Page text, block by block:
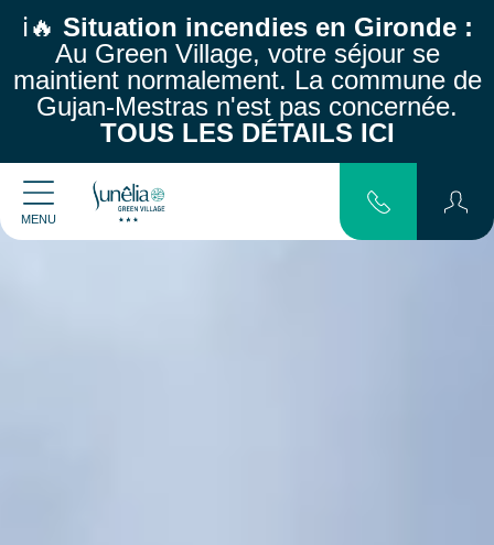
ℹ️🔥 Situation incendies en Gironde :
Au Green Village, votre séjour se
maintient normalement. La commune de
Gujan-Mestras n'est pas concernée.
TOUS LES DÉTAILS ICI
MENU